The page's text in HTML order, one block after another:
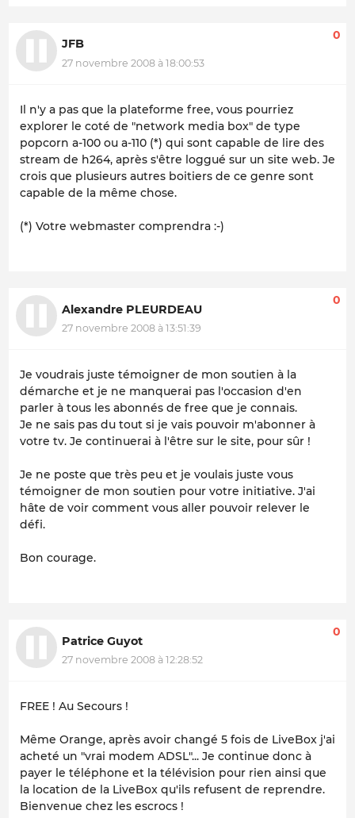
JFB
27 novembre 2008 à 18:00:53
0
Il n'y a pas que la plateforme free, vous pourriez
explorer le coté de "network media box" de type
popcorn a-100 ou a-110 (*) qui sont capable de lire des
stream de h264, après s'être loggué sur un site web. Je
crois que plusieurs autres boitiers de ce genre sont
capable de la même chose.
(*) Votre webmaster comprendra :-)
Alexandre PLEURDEAU
27 novembre 2008 à 13:51:39
0
Je voudrais juste témoigner de mon soutien à la
démarche et je ne manquerai pas l'occasion d'en
parler à tous les abonnés de free que je connais.
Je ne sais pas du tout si je vais pouvoir m'abonner à
votre tv. Je continuerai à l'être sur le site, pour sûr !
Je ne poste que très peu et je voulais juste vous
témoigner de mon soutien pour votre initiative. J'ai
hâte de voir comment vous aller pouvoir relever le
défi.
Bon courage.
Patrice Guyot
27 novembre 2008 à 12:28:52
0
FREE ! Au Secours !
Même Orange, après avoir changé 5 fois de LiveBox j'ai
acheté un "vrai modem ADSL"... Je continue donc à
payer le téléphone et la télévision pour rien ainsi que
la location de la LiveBox qu'ils refusent de reprendre.
Bienvenue chez les escrocs !